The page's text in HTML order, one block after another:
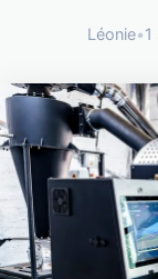
Léonie•